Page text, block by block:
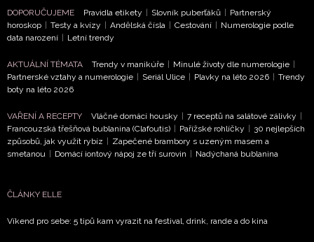
NEWSLETTER
Přihlášením k newsletteru souhlasíte sObchodními
podmínkami společnosti BurdaMedia Extra s.r.o.
ochrany soukromí - BurdaMedia Extra s.r.o. bude s
Vašimi údaji pracovat zejména k organizaci a
vyhodnocení akce a zasílání novinek.
informace od našich partnerů? Pokud souhlasíte se
soukromí BurdaMedia Extra s.r.o.
, zaškrtněte toto pole.
DOPORUČUJEME Pravidla etikety Slovník puberťáků
Partnerský
horoskop
Testy a kvízy Andělská čísla Cestování
Numerologie podle
data narození
Letní trendy
AKTUÁLNÍ TÉMATA Trendy v manikúře Minulé životy dle numerologie
Partnerské vztahy a numerologie
Seriál Ulice Plavky na léto 2026
Trendy
boty na léto 2026
VAŘENÍ A RECEPTY Vláčné domácí housky 7 receptů na salátové zálivky
Francouzská třešňová bublanina (Clafoutis)
Pařížské rohlíčky
30 nejlepších
způsobů, jak využít rybíz
Zapečené brambory s uzeným masem a
smetanou
Domácí iontový nápoj ze tří surovin Nadýchaná bublanina
ČLÁNKY ELLE
Víkend pro sebe: 5 tipů kam vyrazit na festival, drink, rande a do kina